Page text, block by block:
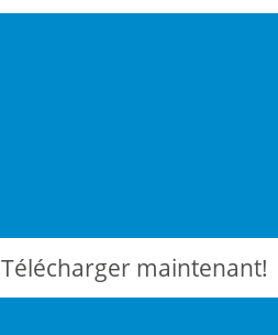
Télécharger maintenant!